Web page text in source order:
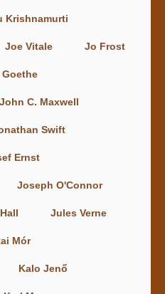
Krishnamurti
Joe Vitale Jo Frost
John C. Maxwell
Swift
Ernst
Joseph O'Connor
Jules Verne
Mór
Kalo Jenő